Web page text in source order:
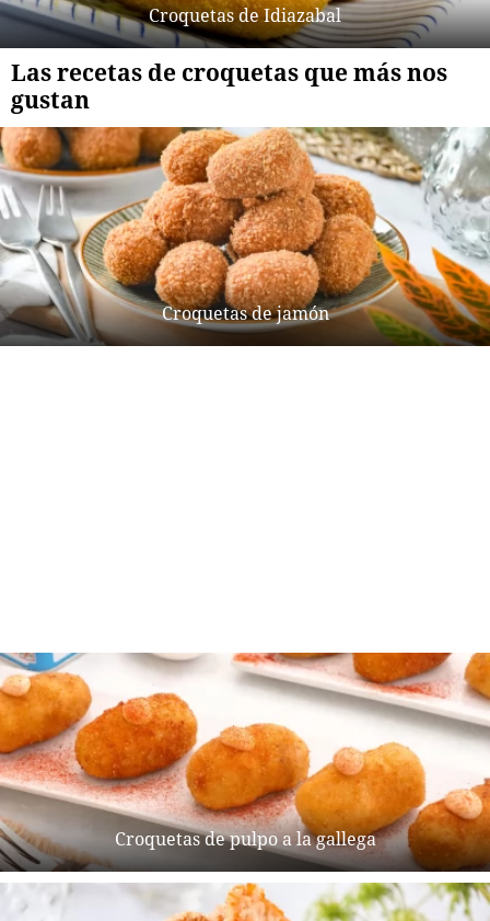
Croquetas de Idiazabal
Las recetas de croquetas que más nos
gustan
Croquetas de jamón
Croquetas de pulpo a la gallega